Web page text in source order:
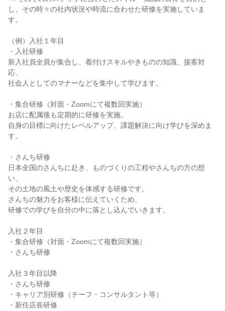
し、その時々の社内状況や時流に合わせた研修を実施していま
す。
（例）入社１年目
・入社研修
新入社員全員が集合し、着付けスキルやきものの知識、接客対
応、
社会人としてのマナーなどを集中して学びます。
・集合研修（対面・Zoomにて複数回実施）
お店に配属後も定期的に研修を実施。
自身の目標に向けたレベルアップ、課題解決に向け学びを深めま
す。
・さんち研修
日本全国のさんちに赴き、ものづくりの工程やさんちの方の想
い、
その土地の風土や歴史を体感する研修です。
さんちの魅力をお客様に伝えていくため、
研修での学びを自分の中に落とし込んでいきます。
入社２年目
・集合研修（対面・Zoomにて複数回実施）
・さんち研修
入社３年目以降
・さんち研修
・キャリア別研修（チーフ・コンサルタント等）
・新任店長研修